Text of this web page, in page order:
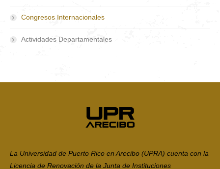
Congresos Internacionales
Actividades Departamentales
La Universidad de Puerto Rico en Arecibo (UPRA) cuenta con la
Licencia de Renovación de la Junta de Instituciones